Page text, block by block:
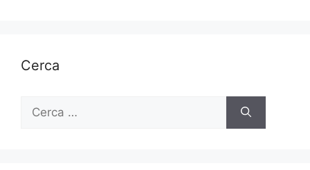
Cerca
per: